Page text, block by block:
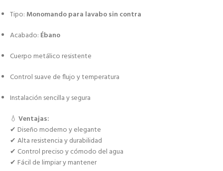
Tipo: Monomando para lavabo sin contra
Acabado: Ébano
Cuerpo metálico resistente
Control suave de flujo y temperatura
Instalación sencilla y segura
💧 Ventajas:
✔ Diseño moderno y elegante
✔ Alta resistencia y durabilidad
✔ Control preciso y cómodo del agua
✔ Fácil de limpiar y mantener